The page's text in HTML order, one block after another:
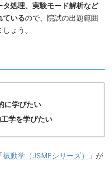
タ処理、実験モード解析など
ているので、院試の出題範囲
ょう。
に学びたい
学を学びたい
振動学（JSMEシリーズ）
」が